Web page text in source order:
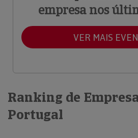
empresa nos
VER MAIS
Ranking de
Portugal